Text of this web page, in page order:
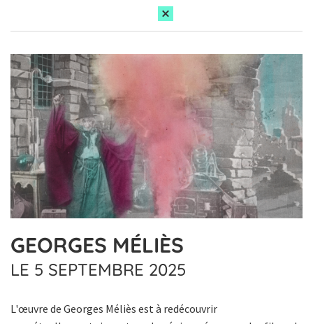
GEORGES MÉLIÈS
LE 5 SEPTEMBRE 2025
L'œuvre de Georges Méliès est à redécouvrir